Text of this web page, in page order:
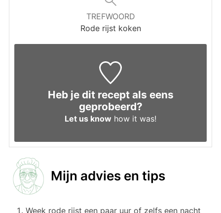
TREFWOORD
Rode rijst koken
Heb je dit recept als eens
geprobeerd?
Let us know how it was!
Mijn advies en tips
Week rode rijst een paar uur of zelfs een nacht